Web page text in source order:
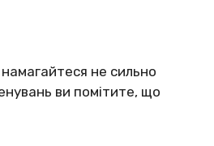
нe cильнo
ви пoмітитe, щo